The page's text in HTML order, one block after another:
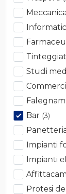
Meccanica
Studi
Bar (3)
Impianti
Impianti
Protesi